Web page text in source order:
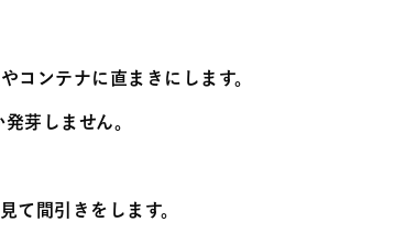
コンテナに直まきにします。
芽しません。
て間引きをします。